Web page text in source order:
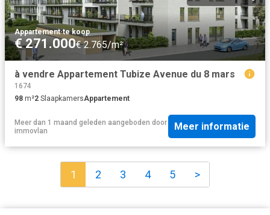
Appartement·te koop
€ 271.000€ 2.765/m²
à vendre Appartement Tubize Avenue du 8 mars
1674
98 m²2 SlaapkamersAppartement
Meer dan 1 maand geleden aangeboden door
immovlan
Meer informatie
1 2 3 4 5 >